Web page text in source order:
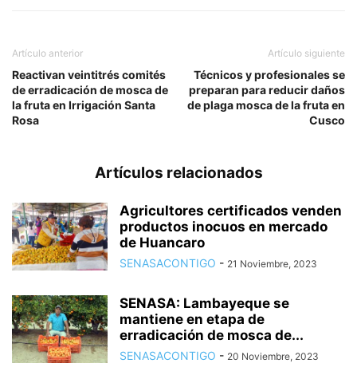
Artículo anterior
Reactivan veintitrés comités
de erradicación de mosca de
la fruta en Irrigación Santa
Rosa
Artículo siguiente
Técnicos y profesionales se
preparan para reducir daños
de plaga mosca de la fruta en
Cusco
Artículos relacionados
Agricultores certificados venden
productos inocuos en mercado
de Huancaro
SENASACONTIGO - 21 Noviembre, 2023
SENASA: Lambayeque se
mantiene en etapa de
erradicación de mosca de...
SENASACONTIGO - 20 Noviembre, 2023